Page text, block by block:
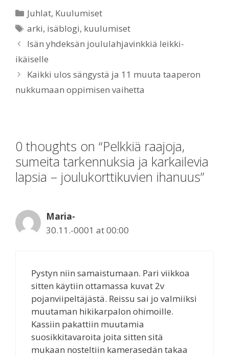
Categories
Juhlat, Kuulumiset
Tags
arki, isäblogi, kuulumiset
Isän yhdeksän joululahjavinkkiä leikki-
ikäiselle
Kaikki ulos sängystä ja 11 muuta taaperon
nukkumaan oppimisen vaihetta
0 thoughts on “Pelkkiä raajoja,
sumeita tarkennuksia ja karkailevia
lapsia – joulukorttikuvien ihanuus”
Maria-
30.11.-0001 at 00:00
Pystyn niin samaistumaan. Pari viikkoa
sitten käytiin ottamassa kuvat 2v
pojanviipeltäjästä. Reissu sai jo valmiiksi
muutaman hikikarpalon ohimoille.
Kassiin pakattiin muutamia
suosikkitavaroita joita sitten sitä
mukaan nosteltiin kamerasedän takaa